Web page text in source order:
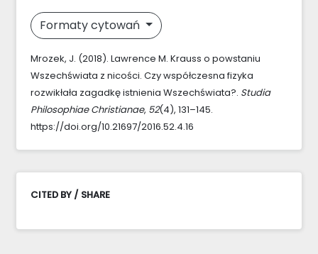
Formaty cytowań
Mrozek, J. (2018). Lawrence M. Krauss o powstaniu
Wszechświata z nicości. Czy współczesna fizyka
rozwikłała zagadkę istnienia Wszechświata?. Studia
Philosophiae Christianae, 52(4), 131–145.
https://doi.org/10.21697/2016.52.4.16
CITED BY / SHARE